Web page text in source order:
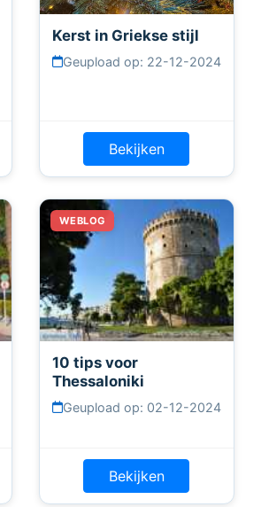
Kerst in Griekse stijl
Geupload op: 22-12-2024
Bekijken
10 tips voor
Thessaloniki
Geupload op: 02-12-2024
Bekijken